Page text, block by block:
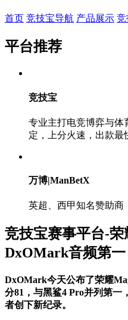
首页 竞技宝导航 产品展示 竞
平台推荐
竞技宝
专业主打电竞博弈与体
定，上分火速，出款最
万博|ManBetX
英超、西甲知名赞助商
竞技宝赛事平台-
DxOMark音频第
DxOMark今天公布了荣耀
分81，与黑鲨4 Pro并列第一
者创下新纪录。